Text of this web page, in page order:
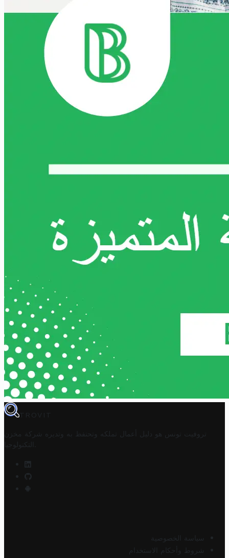
TROVIT
تروفيت تونس هو دليل أعمال تملكه وتحتفظ به وتديره
شركة مخزن
التكنولوجيا
سياسة الخصوصية
شروط وأحكام الاستخدام